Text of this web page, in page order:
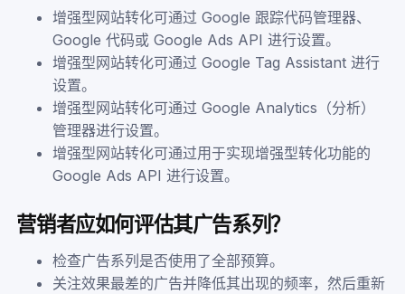
增强型网站转化可通过 Google 跟踪代码管理器、
Google 代码或 Google Ads API 进行设置。
增强型网站转化可通过 Google Tag Assistant 进行
设置。
增强型网站转化可通过 Google Analytics（分析）
管理器进行设置。
增强型网站转化可通过用于实现增强型转化功能的
Google Ads API 进行设置。
营销者应如何评估其广告系列？
检查广告系列是否使用了全部预算。
关注效果最差的广告并降低其出现的频率，然后重新